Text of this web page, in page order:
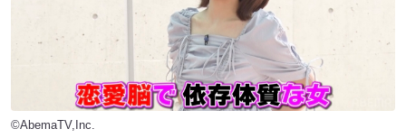
©AbemaTV,Inc.